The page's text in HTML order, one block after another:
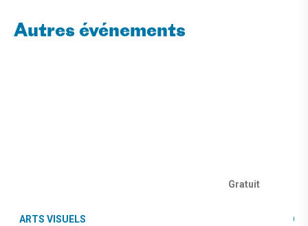
Autres événements
Gratuit
ARTS VISUELS